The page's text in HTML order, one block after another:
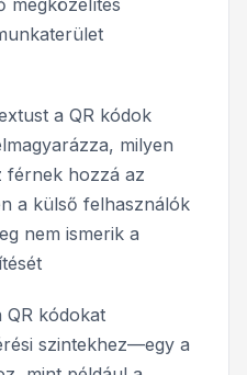
megközelítés
a QR kódok
milyen
férnek hozzá az
a külső felhasználók
nem ismerik a
kódokat
szintekhez—egy a